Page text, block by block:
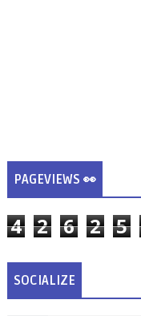
PAGEVIEWS 👀
4 2 6 2 5
SOCIALIZE